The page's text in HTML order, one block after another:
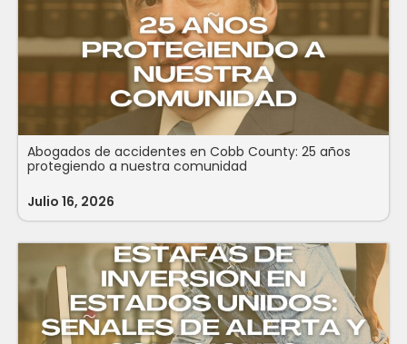
Abogados de accidentes en Cobb County: 25 años
protegiendo a nuestra comunidad
Julio 16, 2026